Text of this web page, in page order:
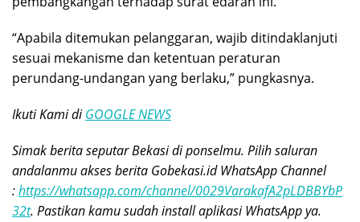
“Apabila ditemukan pelanggaran, wajib ditindaklanjuti
sesuai mekanisme dan ketentuan peraturan
perundang-undangan yang berlaku,” pungkasnya.
Ikuti Kami diGOOGLE NEWS
Simak berita seputar Bekasi di ponselmu. Pilih saluran
andalanmu akses berita Gobekasi.id WhatsApp Channel
:https://whatsapp.com/channel/0029VarakafA2pLDBBYbP
32t. Pastikan kamu sudah install aplikasi WhatsApp ya.